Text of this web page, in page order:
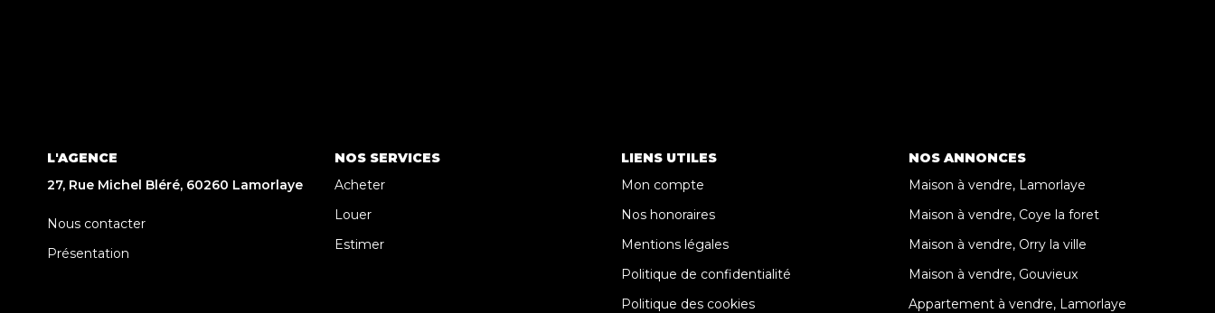
L'AGENCE
27, Rue Michel Bléré, 60260 Lamorlaye
Nous contacter
Présentation
NOS SERVICES
Acheter
Louer
Estimer
LIENS UTILES
Mon compte
Nos honoraires
Mentions légales
Politique de confidentialité
Politique des cookies
NOS ANNONCES
Maison à vendre, Lamorlaye
Maison à vendre, Coye la foret
Maison à vendre, Orry la ville
Maison à vendre, Gouvieux
Appartement à vendre, Lamorlaye